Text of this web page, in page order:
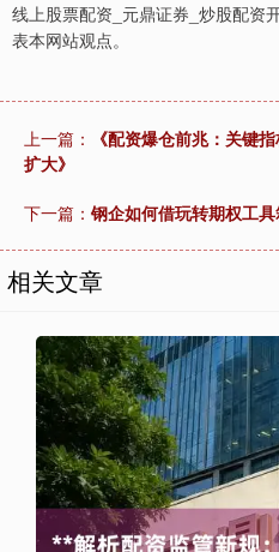
线上股票配资_元鼎证券_炒股配资
表本网站观点。
上一篇：
《配资爆仓前兆：关键
扩大》
下一篇： 钢企如何借玩转期权工
相关文章